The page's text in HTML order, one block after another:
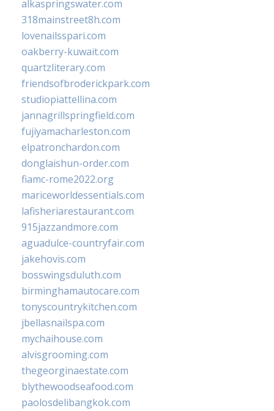
alkaspringswater.com
318mainstreet8h.com
lovenailsspari.com
oakberry-kuwait.com
quartzliterary.com
friendsofbroderickpark.com
studiopiattellina.com
jannagrillspringfield.com
fujiyamacharleston.com
elpatronchardon.com
donglaishun-order.com
fiamc-rome2022.org
mariceworldessentials.com
lafisheriarestaurant.com
915jazzandmore.com
aguadulce-countryfair.com
jakehovis.com
bosswingsduluth.com
birminghamautocare.com
tonyscountrykitchen.com
jbellasnailspa.com
mychaihouse.com
alvisgrooming.com
thegeorginaestate.com
blythewoodseafood.com
paolosdelibangkok.com